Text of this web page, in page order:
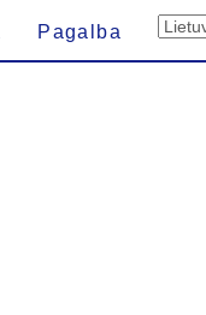
Pagalba